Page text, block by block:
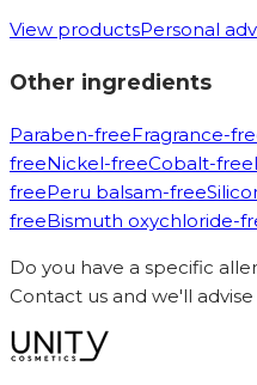
View productsPersonal
Other ingredients
Paraben-freeFragrance-
freeNickel-freeCobalt-free
freePeru balsam-free
freeBismuth oxychloride-
Do you have a specific
Contact us and we'll